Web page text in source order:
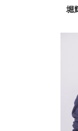
堀